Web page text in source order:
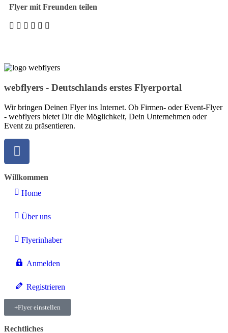
Flyer mit Freunden teilen
webflyers - Deutschlands erstes Flyerportal
Wir bringen Deinen Flyer ins Internet. Ob Firmen- oder Event-Flyer
- webflyers bietet Dir die Möglichkeit, Dein Unternehmen oder
Event zu präsentieren.
Willkommen
Home
Über uns
Flyerinhaber
Anmelden
Registrieren
Flyer einstellen
Rechtliches